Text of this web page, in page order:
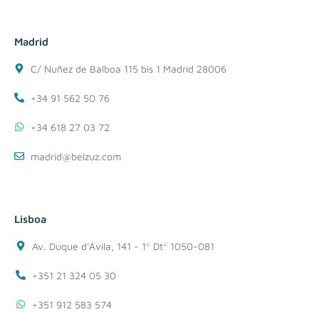
Madrid
C/ Nuñez de Balboa 115 bis 1 Madrid 28006
+34 91 562 50 76
+34 618 27 03 72
madrid@belzuz.com
Lisboa
Av. Duque d'Ávila, 141 - 1º Dtº 1050-081
+351 21 324 05 30
+351 912 583 574